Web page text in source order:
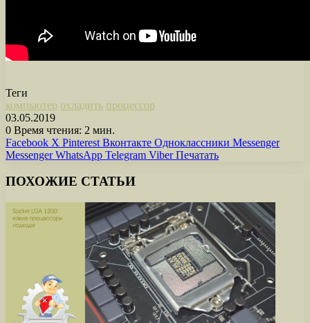
Теги
компьютер охладить процессор
03.05.2019
0 Время чтения: 2 мин.
Facebook X Pinterest Вконтакте Одноклассники Messenger
Messenger WhatsApp Telegram Viber Печатать
ПОХОЖИЕ СТАТЬИ